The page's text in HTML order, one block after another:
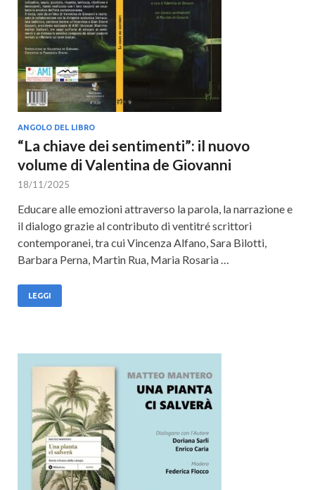
ANGOLO DEL LIBRO
“La chiave dei sentimenti”: il nuovo
volume di Valentina de Giovanni
18/11/2025
Educare alle emozioni attraverso la parola, la narrazione e
il dialogo grazie al contributo di ventitré scrittori
contemporanei, tra cui Vincenza Alfano, Sara Bilotti,
Barbara Perna, Martin Rua, Maria Rosaria …
LEGGI